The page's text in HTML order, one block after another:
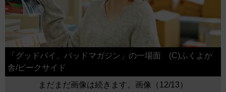
「グッドバイ、バッドマガジン」の一場面 (C)ふくよか
舎/ピークサイド
まだまだ画像は続きます。画像（12/13）